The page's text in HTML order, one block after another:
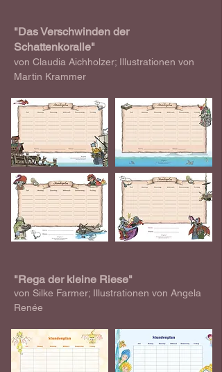
"Das Verschwinden der
Schattenkoralle"
von Claudia Aichholzer; Illustrationen von
Martin Krammer
"Rega der kleine Riese"
von Silke Farmer; Illustrationen von Angela
Renée